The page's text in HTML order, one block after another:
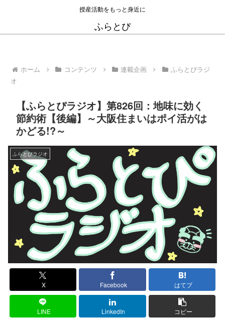
授産活動をもっと身近に
ふらとぴ
ホーム コンテンツ 連載企画
ふらとぴラジ
オ
【ふらとぴラジオ】第826回：地味に効く
節約術【後編】～大阪住まいはポイ活がは
かどる!?～
ふらとぴラジオ
X Facebook はてブ
LINE LinkedIn コピー